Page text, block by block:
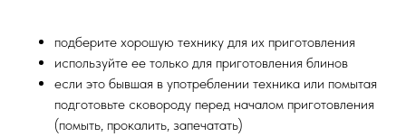
подберите хорошую технику для их приготовления
используйте ее только для приготовления блинов
если это бывшая в употреблении техника или помытая
подготовьте сковороду перед началом приготовления
(помыть, прокалить, запечатать)